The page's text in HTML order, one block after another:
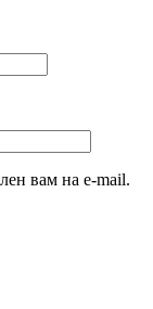
вам на e-mail.